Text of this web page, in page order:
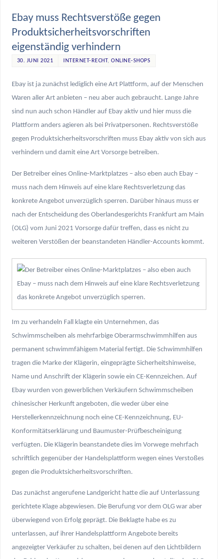
Ebay muss Rechtsverstöße gegen
Produktsicherheitsvorschriften
eigenständig verhindern
30. JUNI 2021 INTERNET-RECHT ,ONLINE-SHOPS
Ebay ist ja zunächst lediglich eine Art Plattform, auf der Menschen
Waren aller Art anbieten – neu aber auch gebraucht. Lange Jahre
sind nun auch schon Händler auf Ebay aktiv und hier muss die
Plattform anders agieren als bei Privatpersonen. Rechtsverstöße
gegen Produktsicherheitsvorschriften muss Ebay aktiv von sich aus
verhindern und damit eine Art Vorsorge betreiben.
Der Betreiber eines Online-Marktplatzes – also eben auch Ebay –
muss nach dem Hinweis auf eine klare Rechtsverletzung das
konkrete Angebot unverzüglich sperren. Darüber hinaus muss er
nach der Entscheidung des Oberlandesgerichts Frankfurt am Main
(OLG) vom Juni 2021 Vorsorge dafür treffen, dass es nicht zu
weiteren Verstößen der beanstandeten Händler-Accounts kommt.
Im zu verhandeln Fall klagte ein Unternehmen, das
Schwimmscheiben als mehrfarbige Oberarmschwimmhilfen aus
permanent schwimmfähigem Material fertigt. Die Schwimmhilfen
tragen die Marke der Klägerin, eingeprägte Sicherheitshinweise,
Name und Anschrift der Klägerin sowie ein CE-Kennzeichen. Auf
Ebay wurden von gewerblichen Verkäufern Schwimmscheiben
chinesischer Herkunft angeboten, die weder über eine
Herstellerkennzeichnung noch eine CE-Kennzeichnung, EU-
Konformitätserklärung und Baumuster-Prüfbescheinigung
verfügten. Die Klägerin beanstandete dies im Vorwege mehrfach
schriftlich gegenüber der Handelsplattform wegen eines Verstoßes
gegen die Produktsicherheitsvorschriften.
Das zunächst angerufene Landgericht hatte die auf Unterlassung
gerichtete Klage abgewiesen. Die Berufung vor dem OLG war aber
überwiegend von Erfolg geprägt. Die Beklagte habe es zu
unterlassen, auf ihrer Handelsplattform Angebote bereits
angezeigter Verkäufer zu schalten, bei denen auf den Lichtbildern